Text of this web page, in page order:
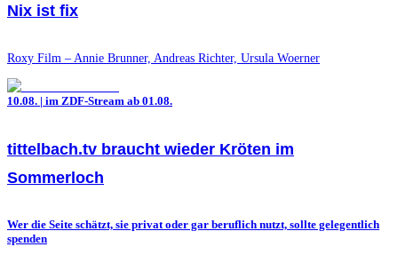
Nix ist fix
Roxy Film – Annie Brunner, Andreas Richter, Ursula Woerner
10.08. | im ZDF-Stream ab 01.08.
tittelbach.tv braucht wieder Kröten im
Sommerloch
Wer die Seite schätzt, sie privat oder gar beruflich nutzt, sollte gelegentlich
spenden